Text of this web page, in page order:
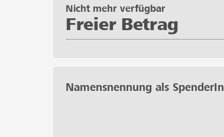
Freier Betrag
Nicht mehr verfügbar
Namensnennung als SpenderIn